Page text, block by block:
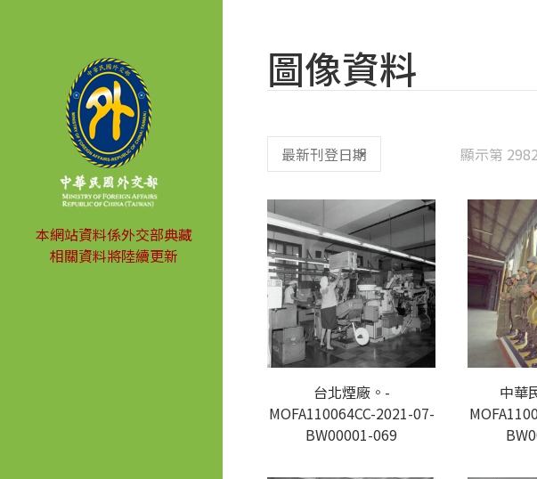
本網站資料係外交部典藏
相關資料將陸續更新
圖像資料
顯示第
台北煙廠。-
MOFA110064CC-2021-07-
BW00001-069
中華